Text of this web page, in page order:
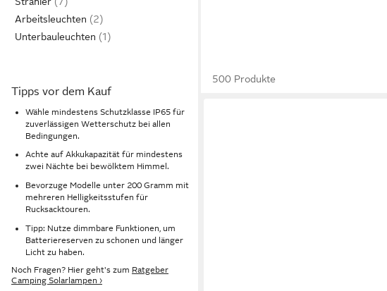
Arbeitsleuchten
Unterbauleuchten
Tipps vor dem Kauf
Wähle mindestens Schutzklasse IP65 für
zuverlässigen Wetterschutz bei allen
Bedingungen.
Achte auf Akkukapazität für mindestens
zwei Nächte bei bewölktem Himmel.
Bevorzuge Modelle unter 200 Gramm mit
mehreren Helligkeitsstufen für
Rucksacktouren.
Tipp: Nutze dimmbare Funktionen, um
Batteriereserven zu schonen und länger
Licht zu haben.
Noch Fragen? Hier geht's zum Ratgeber
Camping Solarlampen ›
500 Produkte